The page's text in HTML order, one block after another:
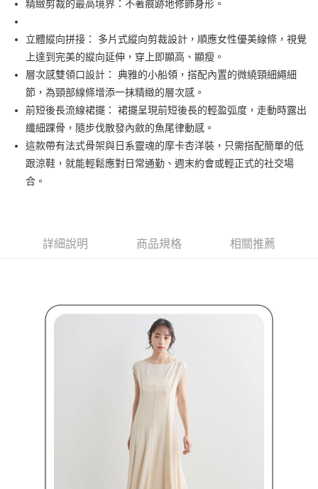
大哥付你分期
相關說明
【大哥付你分期使用說明】
1.本服務由台灣大哥大提供，台灣大哥大用戶可立即使用無須另外申請。
2.付款方式選擇「大哥付你分期」，訂單成立後會自動跳轉到大哥付的交易
流程，驗證手機門號後，選擇欲分期的期數、繳款截止日，確認付款後即完
成交易。
3.實際核准額度、可分期數及費用金額請依後續交易確認頁面所載為準。
4.訂單成立30分鐘內，如未前往確認交易或遇審核未通過，訂單將自動取
消。如遇「轉專審核」未通過狀況，表示未達大哥付你分期系統評分，恕無
【繳款方式說明】
1.分期款項不併入電信帳單，「大哥付你分期」於每月結算日後寄送繳費提
【注意事項】
資料（包含姓名、電話或地址）提供予台灣大哥大進項蒐集、處理及利用，
由本公司與您本人進行分期帳單所需資料之確認、核對及更正。
3.完整用戶服務條款，請詳閱以下連結：https://oppay.tw/userRule
AFTEE先享後付
相關說明
【關於「AFTEE先享後付」】
AFTEE先享後付是「在收到商品之後才付款」的支付方式。 讓您購物簡單
便利好安心！
１．簡單：不需註冊會員、不需綁卡、不需儲值。
２．便利：只要手機號碼，簡訊認證，即可結帳。
３．安心：先確認商品／服務後，再付款。
【「AFTEE先享後付」結帳流程】
３．收到繳費通知簡訊後14天內，點擊此簡訊中的連結，可透過四大超商／
ATM／網路銀行／等多元方式進行付款，方視為交易完成。
是否繳費成功／繳費後需取消欲退款等相關疑問，請聯繫「AFTEE先享後付
客戶支援中心」
https://netprotections.freshdesk.com/support/home
１．透過由恩沛科技股份有限公司提供之「AFTEE先享後付」服務完成之交
易，需依本服務之必要範圍內提供個人資料，並將交易相關給付款項請求債
權轉讓予恩沛科技股份有限公司。
２．關於個人資料處理事宜，請瀏覽以下網址：
３．未成年的使用者請事先徵得法定代理人或監護人之同意方可使用
「AFTEE先享後付」，若未經同意申辦者引起之損失，本公司不負相關責
４．使用「AFTEE先享後付」時，將依據個別帳號之用戶狀況，依本公司即
時審查核予不同之上限額度；若仍有額度不足之情形，本公司將視審查結果
ATM付款
運送方式
全家取貨付款
免運費
精緻剪裁的最高境界：不著痕跡地修飾身形。
立體縱向拼接： 多片式縱向剪裁設計，順應女性優美線條，視覺
上達到完美的縱向延伸，穿上即顯高、顯瘦。
層次感雙領口設計： 典雅的小船領，搭配內置的微繞頸細繩細
節，為頸部線條增添一抹精緻的層次感。
前短後長流線裙擺： 裙擺呈現前短後長的輕盈弧度，走動時露出
纖細踝骨，隨步伐散發內斂的魚尾律動感。
這款帶有法式骨架與日系靈魂的摩卡杏洋裝，只需搭配簡單的低
跟涼鞋，就能輕鬆應對日常通勤、週末約會或輕正式的社交場
合。
詳細說明 商品規格 相關推薦